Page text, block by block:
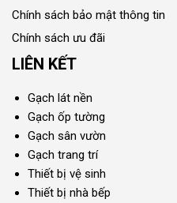
Chính sách bảo mật thông tin
Chính sách ưu đãi
LIÊN KẾT
Gạch lát nền
Gạch ốp tường
Gạch sân vườn
Gạch trang trí
Thiết bị vệ sinh
Thiết bị nhà bếp